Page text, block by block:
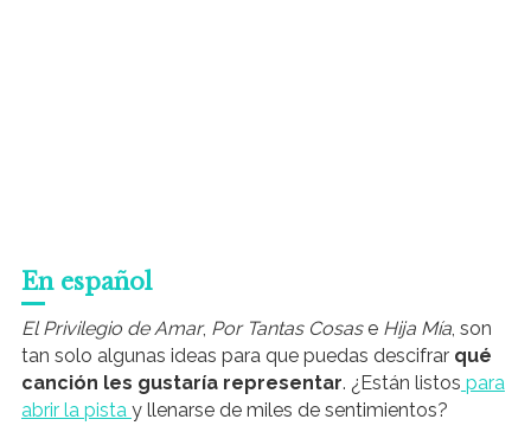
En español
El Privilegio de Amar, Por Tantas Cosase Hija Mía, son
tan solo algunas ideas para que puedas descifrar qué
canción les gustaría representar. ¿Están listos para
abrir la pista y llenarse de miles de sentimientos?